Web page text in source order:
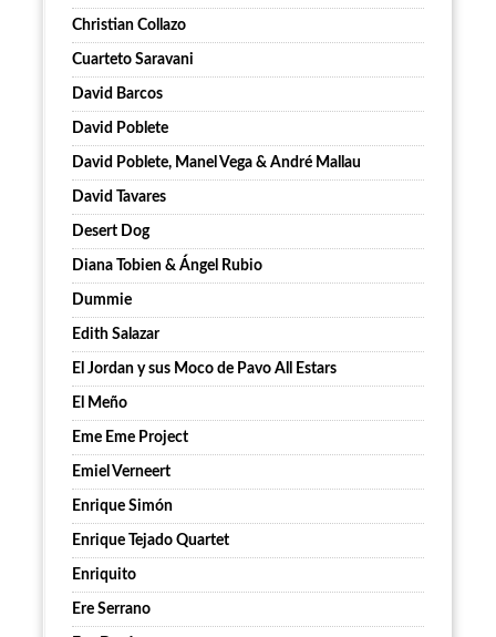
Christian Collazo
Cuarteto Saravani
David Barcos
David Poblete
David Poblete, Manel Vega & André Mallau
David Tavares
Desert Dog
Diana Tobien & Ángel Rubio
Dummie
Edith Salazar
El Jordan y sus Moco de Pavo All Estars
El Meño
Eme Eme Project
Emiel Verneert
Enrique Simón
Enrique Tejado Quartet
Enriquito
Ere Serrano